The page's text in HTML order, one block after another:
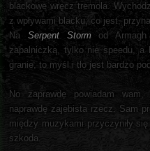
blackowe wręcz tremola.
z wpływami blacku, co jest,
Na Serpent Storm od
zapalniczką, tylko nie speedu, a
granie, to myśl i tło jest bardzo
No zaprawdę powiadam
naprawdę zajebista rzecz. Sam
między muzykami przyczyniły
szkoda.